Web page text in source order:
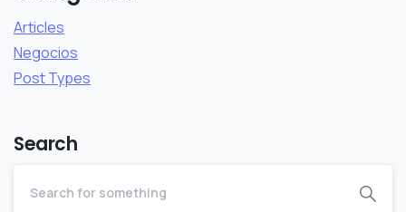
Articles
Negocios
Post Types
Search